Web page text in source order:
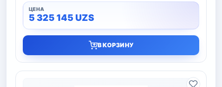
5 325 145UZS
В КОРЗИНУ